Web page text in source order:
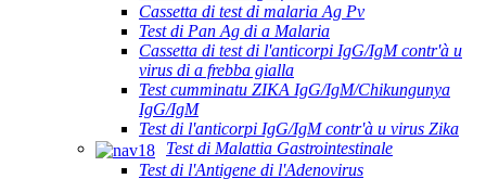
Cassetta di test di malaria Ag Pv
Test di Pan Ag di a Malaria
Cassetta di test di l'anticorpi IgG/IgM contr'à u
virus di a frebba gialla
Test cumminatu ZIKA IgG/IgM/Chikungunya
IgG/IgM
Test di l'anticorpi IgG/IgM contr'à u virus Zika
Test di Malattia Gastrointestinale
Test di l'Antigene di l'Adenovirus